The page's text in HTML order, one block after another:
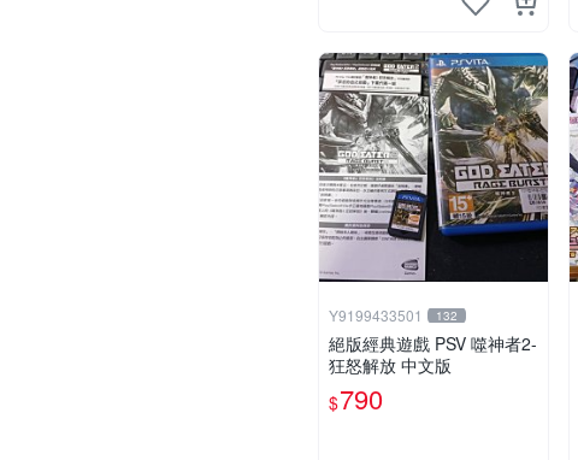
Y9199433501 132
絕版經典遊戲 PSV 噬神者2-
狂怒解放 中文版
$790